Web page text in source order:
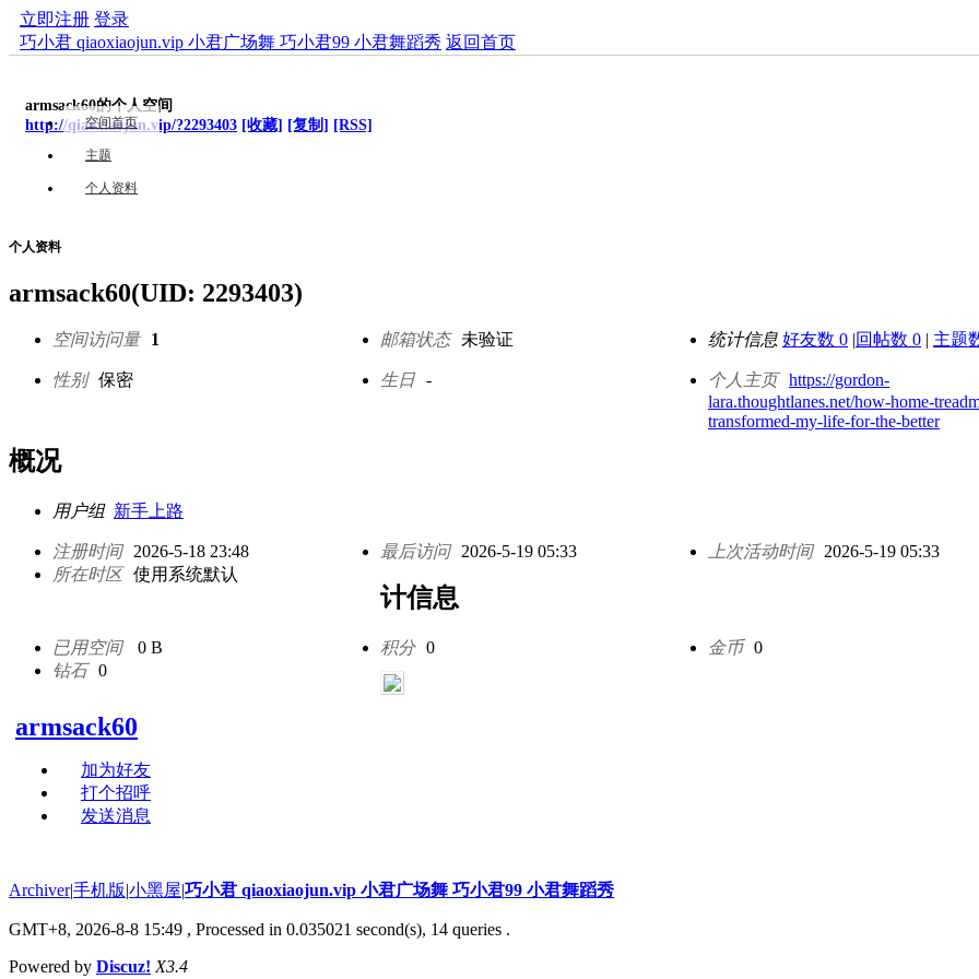
立即注册 登录
巧小君 qiaoxiaojun.vip 小君广场舞 巧小君99 小君舞蹈秀 返回首页
armsack60的个人空间
http://qiaoxiaojun.vip/?2293403 [收藏] [复制] [RSS]
空间首页
主题
个人资料
个人资料
armsack60(UID: 2293403)
空间访问量 1 邮箱状态 未验证 统计信息 好友数 0 |回帖数 0 | 主题
性别 保密 生日 - 个人主页 https://gordon-
lara.thoughtlanes.net/how-home-
transformed-my-life-for-the-better
概况
用户组 新手上路
注册时间 2026-5-18 23:48 最后访问 2026-5-19 05:33 上次活动时间
2026-5-19 05:33
所在时区 使用系统默认
计信息
已用空间 0 B 积分 0 金币 0
钻石 0
armsack60
加为好友
打个招呼
发送消息
Archiver|手机版|小黑屋|巧小君 qiaoxiaojun.vip 小君广场舞 巧小君99 小君舞蹈秀
GMT+8, 2026-8-8 15:49 , Processed in 0.035021 second(s), 14 queries .
Powered by Discuz! X3.4